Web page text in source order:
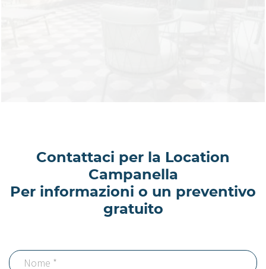
Contattaci per la Location
Campanella
Per informazioni o un preventivo
gratuito